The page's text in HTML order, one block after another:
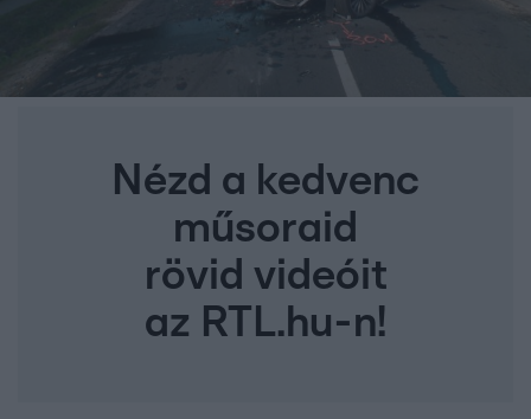
Nézd a kedvenc
műsoraid
rövid videóit
az RTL.hu-n!